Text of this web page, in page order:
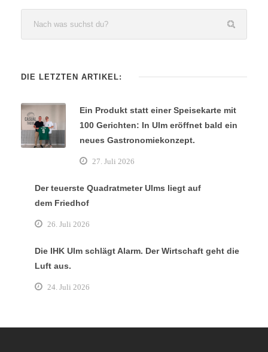
DIE LETZTEN ARTIKEL:
Ein Produkt statt einer Speisekarte mit
100 Gerichten: In Ulm eröffnet bald ein
neues Gastronomiekonzept.
27. Juli 2026
Der teuerste Quadratmeter Ulms liegt auf
dem Friedhof
26. Juli 2026
Die IHK Ulm schlägt Alarm. Der Wirtschaft geht die
Luft aus.
24. Juli 2026